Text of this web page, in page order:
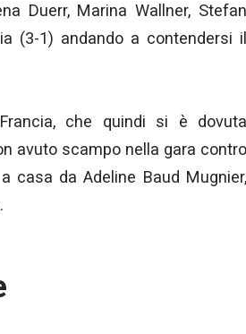
Duerr, Marina Wallner, Stefan
(3-1) andando a contendersi il
che quindi si è dovuta
avuto scampo nella gara contro
casa da Adeline Baud Mugnier,